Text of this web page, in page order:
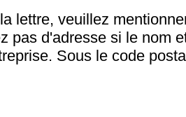
lettre, veuillez
pas d'adresse si le nom
Sous le code